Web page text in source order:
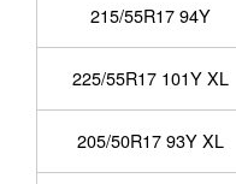
215/55R17 94Y
225/55R17 101Y XL
205/50R17 93Y XL